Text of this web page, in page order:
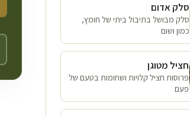
סלק אדום
סלק מבושל בתיבול ביתי של חומץ,
כמון ושום
חציל מטוגן
פרוסות חציל קלויות ושחומות בטעם של
פעם